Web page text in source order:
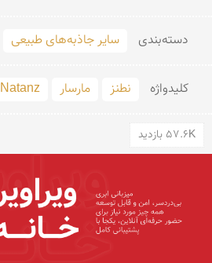
دسته‌بندی سایر جاذبه‌های طبیعی
کلید‌واژه نطنز مارسار Natanz
57.6K بازدید